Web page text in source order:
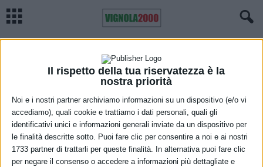
Il rispetto della tua riservatezza è la
nostra priorità
Noi e i nostri partner archiviamo informazioni su un dispositivo (e/o vi
accediamo), quali cookie e trattiamo i dati personali, quali gli
identificativi unici e informazioni generali inviate da un dispositivo per
le finalità descritte sotto. Puoi fare clic per consentire a noi e ai nostri
1733 partner di trattarli per queste finalità. In alternativa puoi fare clic
per negare il consenso o accedere a informazioni più dettagliate e
Home Meteo Previsioni meteo Emilia Romagna, domenica 20 giugno
Previsioni meteo Emilia Romagna,
domenica 20 giugno
19 Giugno 2021